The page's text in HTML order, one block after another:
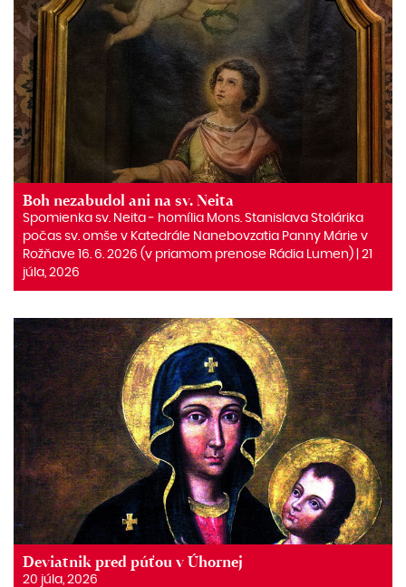
Boh nezabudol ani na sv. Neita
Spomienka sv. Neita ‒ homília Mons. Stanislava Stolárika
počas sv. omše v Katedrále Nanebovzatia Panny Márie v
Rožňave 16. 6. 2026 (v priamom prenose Rádia Lumen) | 21
júla, 2026
Deviatnik pred púťou v Úhornej
20 júla, 2026